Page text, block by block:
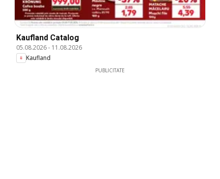
Kaufland Catalog
05.08.2026- 11.08.2026
Kaufland
PUBLICITATE